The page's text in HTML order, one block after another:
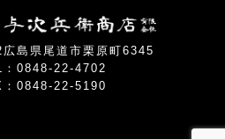
島県尾道市栗原町6345
：0848-22-4702
：0848-22-5190